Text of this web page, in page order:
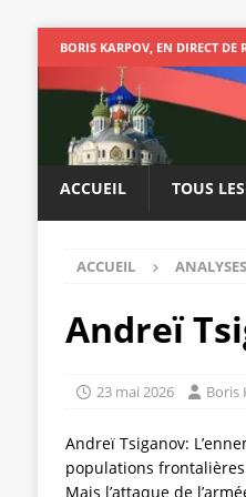
BORIS KARPOV, EN DIRECT DE
ACCUEIL TOUS
ACCUEIL
Andreï
23 mai 2026 Boris
Andreï Tsiganov:
populations
Mais l’attaque de